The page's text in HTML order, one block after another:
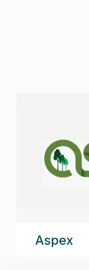
Aspex